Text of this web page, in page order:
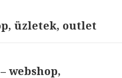
üzletek, outlet
webshop,